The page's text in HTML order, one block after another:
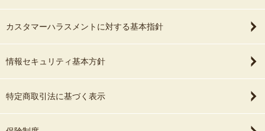
カスタマーハラスメントに対する基本指針
情報セキュリティ基本方針
特定商取引法に基づく表示